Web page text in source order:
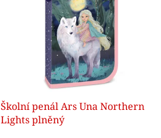
Školní penál Ars Una Northern
Lights plněný